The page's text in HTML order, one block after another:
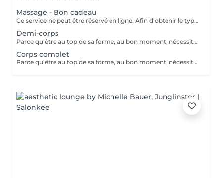
Massage - Bon cadeau
Ce service ne peut être réservé en ligne. Afin d'obtenir le type de bon cadeau souhaité il vous suffit de nous contacter soit par téléphone, soit par e-mail. Nous conviendrons ensemble d'un type de massage désiré et votre bon cadeau sera à récupérer chez MassageWorld Kehlen ou envoyer par mail. Numéro de téléphone : +352 691 20 44 49 Adresse mail : contact@massageworld.lu
Demi-corps
Parce qu'être au top de sa forme, au bon moment, nécessite bien plus que de l'entrainement. Utilisé depuis de nombreuses années par les sportifs de haut niveau, le massage sportif est à présent à votre disposition. Avant l'effort, le massage prépare les muscles à performer tout en évitant les blessures. Après l'effort, il prévient les courbatures et détend la musculature, ce qui permet aux muscles de se relaxer pour mieux récupérer. Ce type de massage stimule le système lymphatique, la circulation sanguine et enlève les nuds musculaires. Le massage sportif est souvent demandé par les athlètes pour soulager ou prévenir des douleurs musculaires retardées, pour accélérer la guérison des blessures des tendons et des muscles, pour augmenter l'amplitude des mouvements ou le volumes des muscles, etc. Développé au départ pour traiter les blessures sportives et augmenter les performances des athlètes, tout le monde peut à présent bénéficier des bienfaits d'un tel massage. L'essayer, c'est l'adopter ! Il existe différents types de massages selon le sport pratiqué ou les douleurs ressenties. Le Massage sportif est donc adaptable selon les souhaits de chacun.
Corps complet
Parce qu'être au top de sa forme, au bon moment, nécessite bien plus que de l'entrainement. Utilisé depuis de nombreuses années par les sportifs de haut niveau, le massage sportif est à présent à votre disposition. Avant l'effort, le massage prépare les muscles à performer tout en évitant les blessures. Après l'effort, il prévient les courbatures et détend la musculature, ce qui permet aux muscles de se relaxer pour mieux récupérer. Ce type de massage stimule le système lymphatique, la circulation sanguine et enlève les nuds musculaires. Le massage sportif est souvent demandé par les athlètes pour soulager ou prévenir des douleurs musculaires retardées, pour accélérer la guérison des blessures des tendons et des muscles, pour augmenter l'amplitude des mouvements ou le volumes des muscles, etc. Développé au départ pour traiter les blessures sportives et augmenter les performances des athlètes, tout le monde peut à présent bénéficier des bienfaits d'un tel massage. L'essayer, c'est l'adopter ! Il existe différents types de massages selon le sport pratiqué ou les douleurs ressenties. Le Massage sportif est donc adaptable selon les souhaits de chacun.